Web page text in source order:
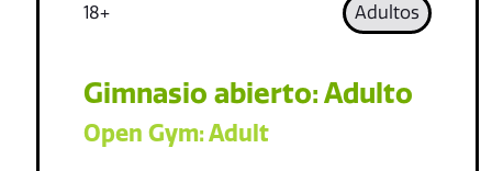
18+ Adultos
Gimnasio abierto: Adulto
Open Gym: Adult